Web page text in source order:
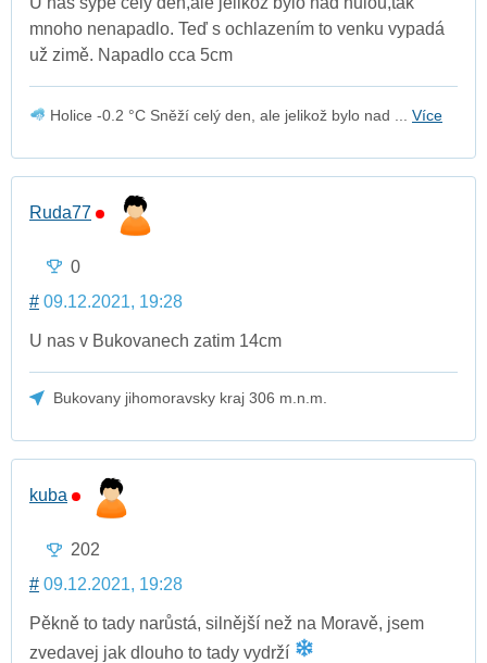
mnoho nenapadlo. Teď s ochlazením to venku vypadá
už zimě. Napadlo cca 5cm
Holice -0.2 °C Sněží celý den, ale jelikož bylo nad ... Více
Ruda77
0
# 09.12.2021, 19:28
U nas v Bukovanech zatim 14cm
Bukovany jihomoravsky kraj 306 m.n.m.
kuba
202
# 09.12.2021, 19:28
Pěkně to tady narůstá, silnější než na Moravě, jsem
zvedavej jak dlouho to tady vydrží